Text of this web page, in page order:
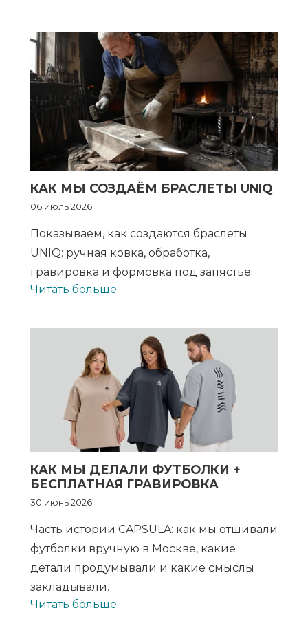
КАК МЫ СОЗДАЁМ БРАСЛЕТЫ UNIQ
06 июль 2026
Показываем, как создаются браслеты
UNIQ: ручная ковка, обработка,
гравировка и формовка под запястье.
Читать больше
КАК МЫ ДЕЛАЛИ ФУТБОЛКИ +
БЕСПЛАТНАЯ ГРАВИРОВКА
30 июнь 2026
Часть истории CAPSULA: как мы отшивали
футболки вручную в Москве, какие
детали продумывали и какие смыслы
закладывали.
Читать больше